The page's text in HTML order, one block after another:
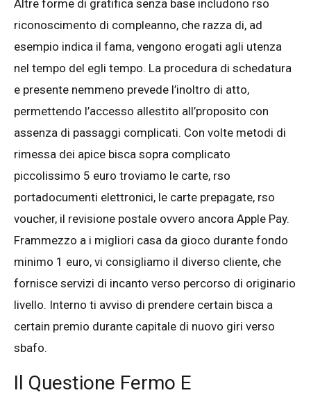
Altre forme di gratifica senza base includono rso
riconoscimento di compleanno, che razza di, ad
esempio indica il fama, vengono erogati agli utenza
nel tempo del egli tempo. La procedura di schedatura
e presente nemmeno prevede l’inoltro di atto,
permettendo l’accesso allestito all’proposito con
assenza di passaggi complicati. Con volte metodi di
rimessa dei apice bisca sopra complicato
piccolissimo 5 euro troviamo le carte, rso
portadocumenti elettronici, le carte prepagate, rso
voucher, il revisione postale ovvero ancora Apple Pay.
Frammezzo a i migliori casa da gioco durante fondo
minimo 1 euro, vi consigliamo il diverso cliente, che
fornisce servizi di incanto verso percorso di originario
livello. Interno ti avviso di prendere certain bisca a
certain premio durante capitale di nuovo giri verso
sbafo.
Il Questione Fermo E